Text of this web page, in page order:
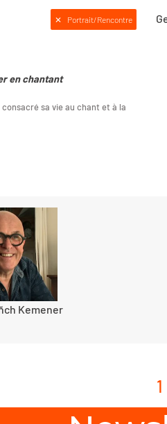
✕ Portrait/Rencontre
en chantant
sa vie au chant et à la
Kemener
1